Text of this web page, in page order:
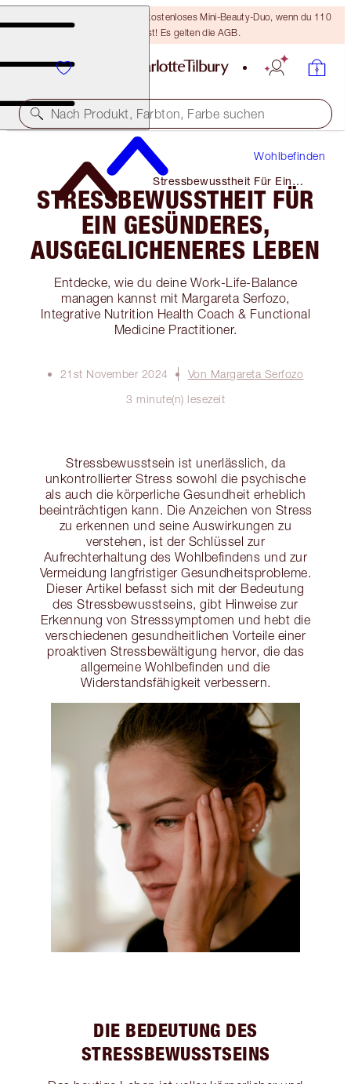
LETZTE CHANCE! Erhalte ein kostenloses Mini-Beauty-Duo, wenn du 110
€ ausgibst! Es gelten die AGB.
Nach Produkt, Farbton, Farbe suchen
Wohlbefinden
Stressbewusstheit Für Ein
Gesünderes, Ausgeglicheneres
Leben
STRESSBEWUSSTHEIT FÜR
EIN GESÜNDERES,
AUSGEGLICHENERES LEBEN
Entdecke, wie du deine Work-Life-Balance
managen kannst mit Margareta Serfozo,
Integrative Nutrition Health Coach & Functional
Medicine Practitioner.
21st November 2024
Von Margareta Serfozo
3 minute(n) lesezeit
Stressbewusstsein ist unerlässlich, da
unkontrollierter Stress sowohl die psychische
als auch die körperliche Gesundheit erheblich
beeinträchtigen kann. Die Anzeichen von Stress
zu erkennen und seine Auswirkungen zu
verstehen, ist der Schlüssel zur
Aufrechterhaltung des Wohlbefindens und zur
Vermeidung langfristiger Gesundheitsprobleme.
Dieser Artikel befasst sich mit der Bedeutung
des Stressbewusstseins, gibt Hinweise zur
Erkennung von Stresssymptomen und hebt die
verschiedenen gesundheitlichen Vorteile einer
proaktiven Stressbewältigung hervor, die das
allgemeine Wohlbefinden und die
Widerstandsfähigkeit verbessern.
DIE BEDEUTUNG DES
STRESSBEWUSSTSEINS